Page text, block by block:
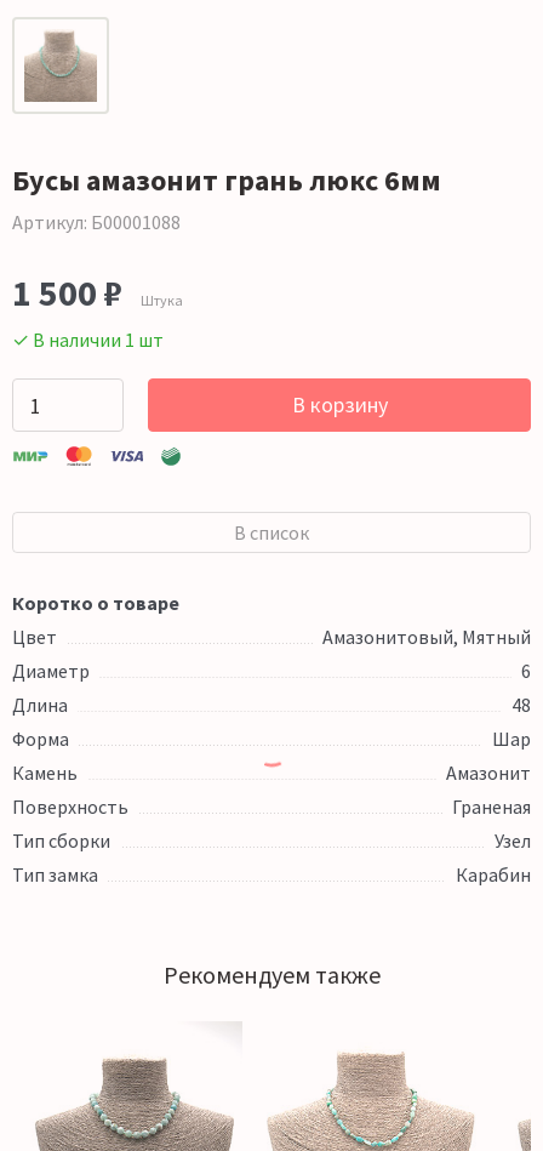
Бусы амазонит грань люкс 6мм
Артикул: Б00001088
1 500 ₽ Штука
✓ В наличии 1 шт
В корзину
В список
Коротко о товаре
Цвет
Амазонитовый, Мятный
Диаметр
6
Длина
48
Форма
Шар
Камень
Амазонит
Поверхность
Граненая
Тип сборки
Узел
Тип замка
Карабин
Рекомендуем также